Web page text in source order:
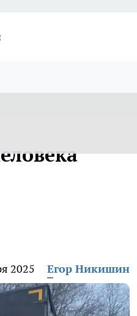
2025 Егор Никишин